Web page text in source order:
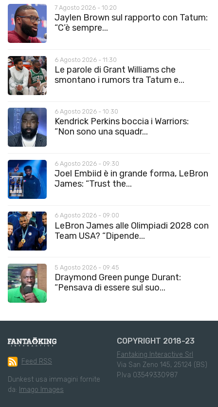
7 Agosto 2026 - 10:20
Jaylen Brown sul rapporto con Tatum:
“C’è sempre...
6 Agosto 2026 - 11:30
Le parole di Grant Williams che
smontano i rumors tra Tatum e...
6 Agosto 2026 - 10:30
Kendrick Perkins boccia i Warriors:
“Non sono una squadr...
6 Agosto 2026 - 09:30
Joel Embiid è in grande forma, LeBron
James: “Trust the...
6 Agosto 2026 - 09:00
LeBron James alle Olimpiadi 2028 con
Team USA? “Dipende...
5 Agosto 2026 - 09:45
Draymond Green punge Durant:
“Pensava di essere sul suo...
Feed RSS
Dunkest usa immagini fornite
da: Imago Images
COPYRIGHT 2018-23
Fantaking Interactive Srl
Via San Zeno 145, 25124 (BS)
P.Iva 03549330987